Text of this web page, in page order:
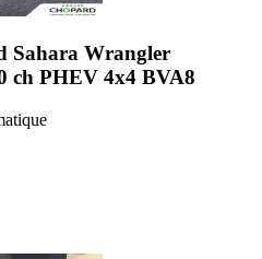
Sahara Wrangler
ch PHEV 4x4 BVA8